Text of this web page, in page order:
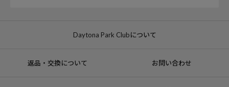
Daytona Park Clubについて
返品・交換について お問い合わせ